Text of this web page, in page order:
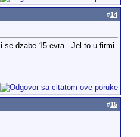
#14
se dzabe 15 evra . Jel to u firmi
#15